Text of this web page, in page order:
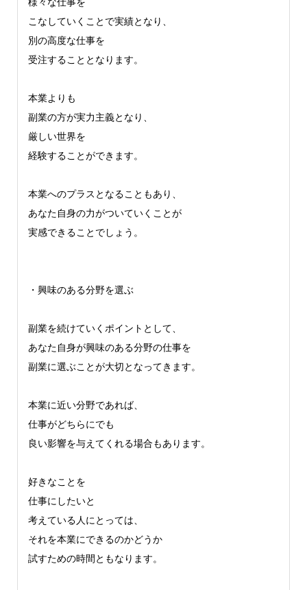
こなしていくことで実績となり、
別の高度な仕事を
受注することとなります。
本業よりも
副業の方が実力主義となり、
厳しい世界を
経験することができます。
本業へのプラスとなることもあり、
あなた自身の力がついていくことが
実感できることでしょう。
・興味のある分野を選ぶ
副業を続けていくポイントとして、
あなた自身が興味のある分野の仕事を
副業に選ぶことが大切となってきます。
本業に近い分野であれば、
仕事がどちらにでも
良い影響を与えてくれる場合もあります。
好きなことを
仕事にしたいと
考えている人にとっては、
それを本業にできるのかどうか
試すための時間ともなります。